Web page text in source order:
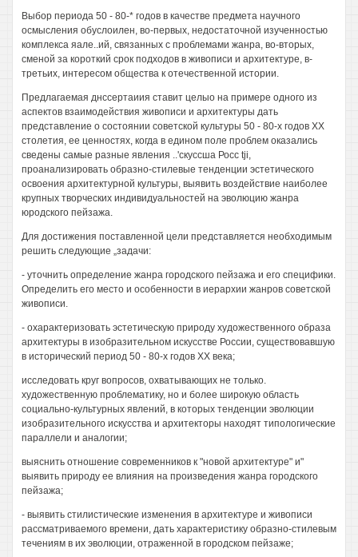
Выбор периода 50 - 80-* годов в качестве предмета научного
осмысления обуслоилен, во-первых, недостаточной изученностью
комплекса яале..ий, связанных с проблемами жанра, во-вторых,
сменой за короткий срок подходов в живописи и архитектуре, в-
третьих, интересом общества к отечественной истории.
Предлагаемая днссертаиия ставит целыо на примере одного из
аспектов взаимодействия живописи и архитектуры дать
представление о состоянии советской культуры 50 - 80-х годов XX
столетия, ее ценностях, когда в едином поле проблем оказались
сведены самые разные явления ..'скуссша Росс tji,
проанализировать образно-стилевые тенденции эстетического
освоения архитектурной культуры, выявить воздействие наиболее
крупных творческих индивидуальностей на эволюцию жанра
юродского пейзажа.
Для достижения поставленной цели представляется необходимым
решить следующие „задачи:
- уточнить определение жанра городского пейзажа и его специфики.
Определить его место и особенности в иерархии жанров советской
живописи.
- охарактеризовать эстетическую природу художественного образа
архитектуры в изобразительном искусстве России, существовавшую
в исторический период 50 - 80-х годов XX века;
исследовать круг вопросов, охватывающих не только.
художественную проблематику, но и более широкую область
социально-культурных явлений, в которых тенденции эволюции
изобразительного искусства и архитекторы находят типологические
параллели и аналогии;
выяснить отношение современников к "новой архитектуре" и"
выявить природу ее влияния на произведения жанра городского
пейзажа;
- выявить стилистические изменения в архитектуре и живописи
рассматриваемого времени, дать характеристику образно-стилевым
течениям в их эволюции, отраженной в городском пейзаже;